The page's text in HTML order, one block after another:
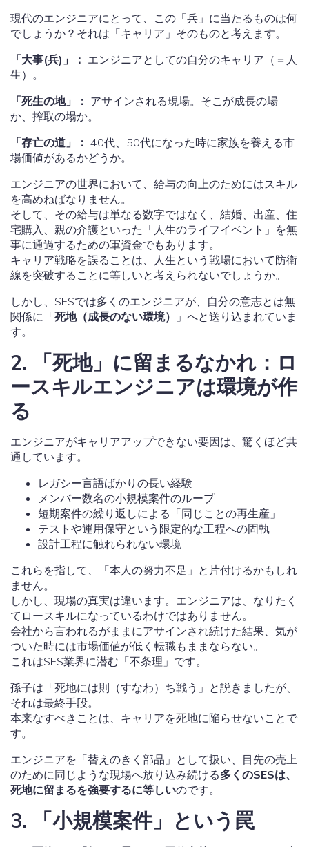
現代のエンジニアにとって、この「兵」に当たるものは何
でしょうか？それは「キャリア」そのものと考えます。
「大事(兵)」： エンジニアとしての自分のキャリア（＝人
生）。
「死生の地」： アサインされる現場。そこが成長の場
か、搾取の場か。
「存亡の道」： 40代、50代になった時に家族を養える市
場価値があるかどうか。
エンジニアの世界において、給与の向上のためにはスキル
を高めねばなりません。
そして、その給与は単なる数字ではなく、結婚、出産、住
宅購入、親の介護といった「人生のライフイベント」を無
事に通過するための軍資金でもあります。
キャリア戦略を誤ることは、人生という戦場において防衛
線を突破することに等しいと考えられないでしょうか。
しかし、SESでは多くのエンジニアが、自分の意志とは無
関係に「死地（成長のない環境）
」へと送り込まれていま
す。
2. 「死地」に留まるなかれ：ロ
ースキルエンジニアは環境が作
る
エンジニアがキャリアアップできない要因は、驚くほど共
通しています。
レガシー言語ばかりの長い経験
メンバー数名の小規模案件のループ
短期案件の繰り返しによる「同じことの再生産」
テストや運用保守という限定的な工程への固執
設計工程に触れられない環境
これらを指して、「本人の努力不足」と片付けるかもしれ
ません。
しかし、現場の真実は違います。エンジニアは、なりたく
てロースキルになっているわけではありません。
会社から言われるがままにアサインされ続けた結果、気が
ついた時には市場価値が低く転職もままならない。
これはSES業界に潜む「不条理」です。
孫子は「死地には則（すなわ）ち戦う」と説きましたが、
それは最終手段。
本来なすべきことは、キャリアを死地に陥らせないことで
す。
エンジニアを「替えのきく部品」として扱い、目先の売上
のために同じような現場へ放り込み続ける多くのSESは、
死地に留まるを強要するに等しいのです。
3. 「小規模案件」という罠